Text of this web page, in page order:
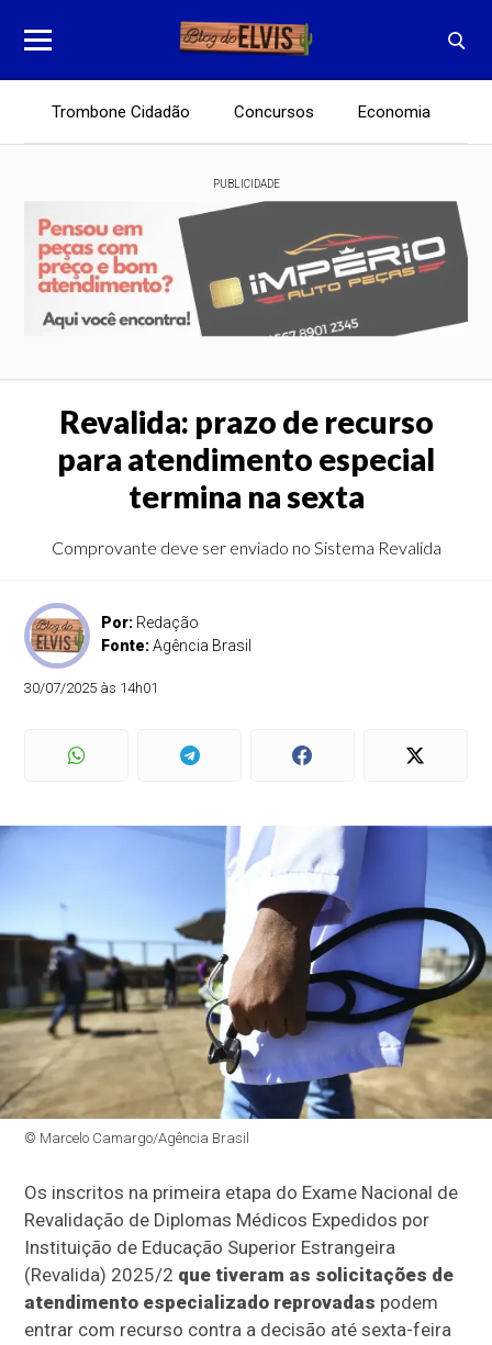
Trombone Cidadão Concursos Economia
PUBLICIDADE
Revalida: prazo de recurso
para atendimento especial
termina na sexta
Comprovante deve ser enviado no Sistema Revalida
Por: Redação
Fonte:Agência Brasil
30/07/2025 às 14h01
© Marcelo Camargo/Agência Brasil
Os inscritos na primeira etapa do Exame Nacional de
Revalidação de Diplomas Médicos Expedidos por
Instituição de Educação Superior Estrangeira
(Revalida) 2025/2 que tiveram as solicitações de
atendimento especializado reprovadas podem
entrar com recurso contra a decisão até sexta-feira